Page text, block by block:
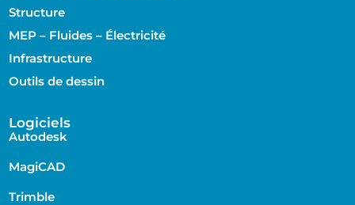
Structure
MEP – Fluides – Électricité
Infrastructure
Outils de dessin
Logiciels
Autodesk
MagiCAD
Trimble